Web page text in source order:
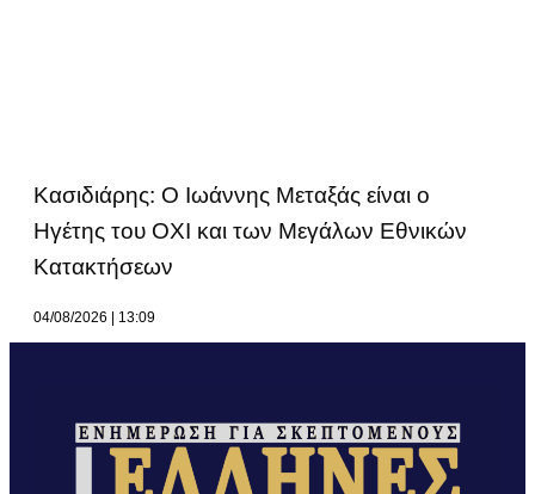
Κασιδιάρης: Ο Ιωάννης Μεταξάς είναι ο
Ηγέτης του ΟΧΙ και των Μεγάλων Εθνικών
Κατακτήσεων
04/08/2026 13:09